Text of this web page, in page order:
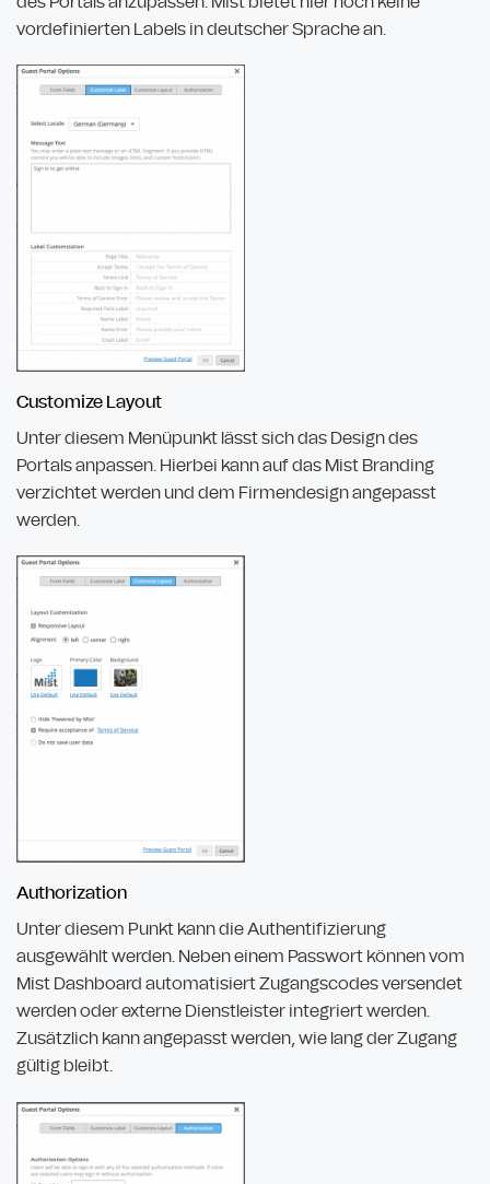
vordefinierten Labels in deutscher Sprache an.
Customize Layout
Unter diesem Menüpunkt lässt sich das Design des
Portals anpassen. Hierbei kann auf das Mist Branding
verzichtet werden und dem Firmendesign angepasst
werden.
Authorization
Unter diesem Punkt kann die Authentifizierung
ausgewählt werden. Neben einem Passwort können vom
Mist Dashboard automatisiert Zugangscodes versendet
werden oder externe Dienstleister integriert werden.
Zusätzlich kann angepasst werden, wie lang der Zugang
gültig bleibt.